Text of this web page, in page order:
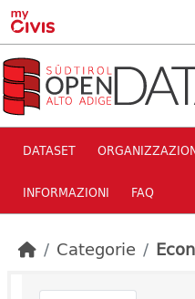
Skip to main content
DATASET
INFORMAZIONI FAQ
Categorie